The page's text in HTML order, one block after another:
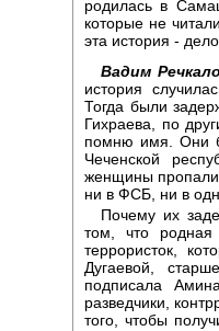
родилась в
которые не
эта история -
Вадим
история
Тогда были
Гихраева, по
помню имя. Они
Чеченской
женщины пропали
ни в ФСБ, ни в
Почему их
том, что
террористок,
Дугаевой,
подписала
разведчики,
того, чтобы